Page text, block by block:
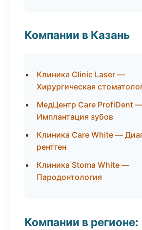
Компании в Казань
Клиника Clinic Laser —
Хирургическая
МедЦентр Care ProfiDent
Имплантация зубов
Клиника Care White —
рентген
Клиника Stoma White —
Пародонтология
Компании в регионе: